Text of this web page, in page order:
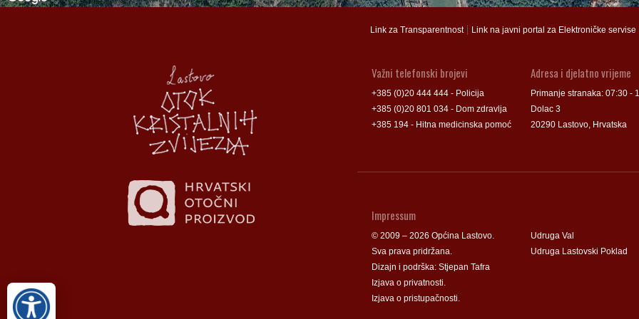
Link za Transparentnost| Link na javni portal za Elektroničke servise
Adresa i djelatno vrijeme
Primanje stranaka: 07:30 -
Dolac 3
20290 Lastovo, Hrvatska
Važni telefonski brojevi
+385 (0)20 444 444 - Policija
+385 (0)20 801 034 - Dom zdravlja
+385 194 - Hitna medicinska pomoć
Udruga Val
Udruga Lastovski Poklad
Impressum
© 2009 – 2026 Općina Lastovo.
Sva prava pridržana.
Dizajn i podrška: Stjepan Tafra
Izjava o privatnosti.
Izjava o pristupačnosti.